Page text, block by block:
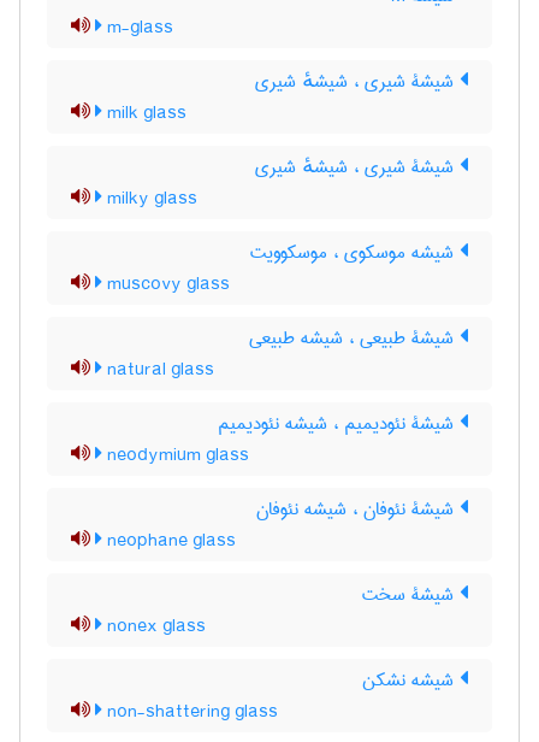
m-glass
شیشۀ شیری ، شیشهٔ شیری
milk glass
شیشۀ شیری ، شیشهٔ شیری
milky glass
شیشه موسکوی ، موسکوویت
muscovy glass
شیشۀ طبیعی ، شیشه طبیعی
natural glass
شیشۀ نئودیمیم ، شیشه نئودیمیم
neodymium glass
شیشۀ نئوفان ، شیشه نئوفان
neophane glass
شیشۀ سخت
nonex glass
شیشه نشکن
non-shattering glass